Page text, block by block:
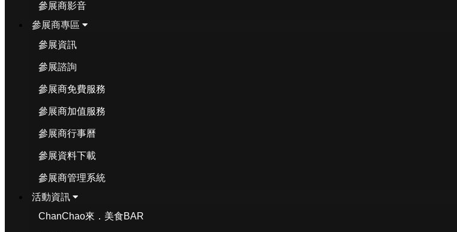
參展商影音
參展商專區
參展資訊
參展諮詢
參展商免費服務
參展商加值服務
參展商行事曆
參展資料下載
參展商管理系統
活動資訊
ChanChao來．美食BAR